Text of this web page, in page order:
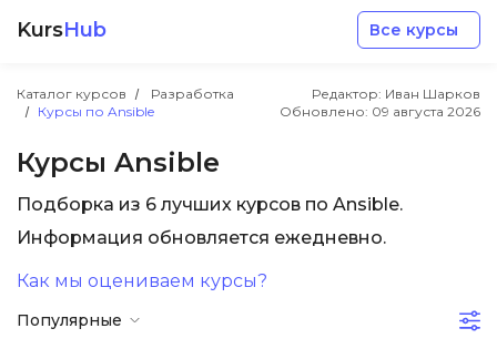
KursHub Все курсы
Каталог курсов
Разработка
Курсы по Ansible
Редактор: Иван Шарков
Обновлено: 09 августа 2026
Курсы Ansible
Подборка из 6 лучших курсов по Ansible.
Информация обновляется ежедневно.
Как мы оцениваем курсы?
Популярные
Разработка